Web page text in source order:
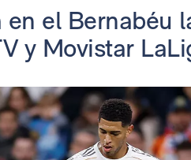
el Bernabéu
y Movistar